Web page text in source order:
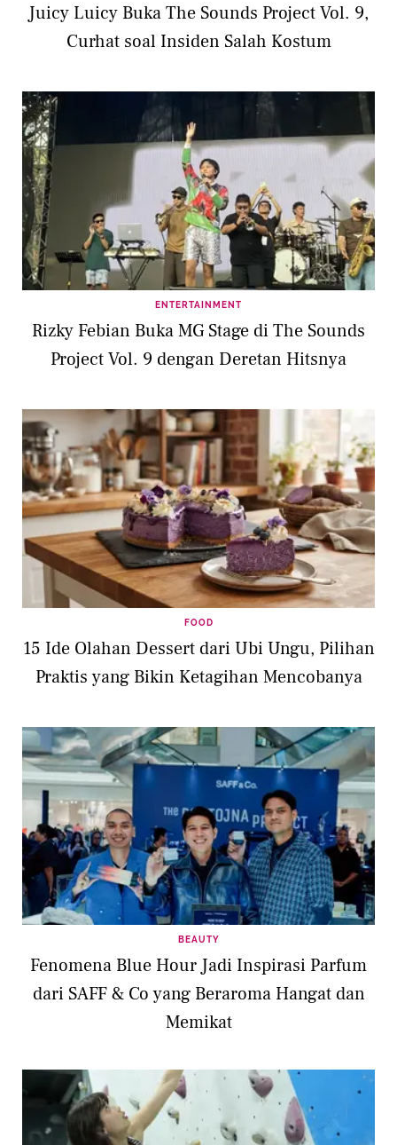
Juicy Luicy Buka The Sounds Project Vol. 9,
Curhat soal Insiden Salah Kostum
ENTERTAINMENT
Rizky Febian Buka MG Stage di The Sounds
Project Vol. 9 dengan Deretan Hitsnya
FOOD
15 Ide Olahan Dessert dari Ubi Ungu, Pilihan
Praktis yang Bikin Ketagihan Mencobanya
BEAUTY
Fenomena Blue Hour Jadi Inspirasi Parfum
dari SAFF & Co yang Beraroma Hangat dan
Memikat